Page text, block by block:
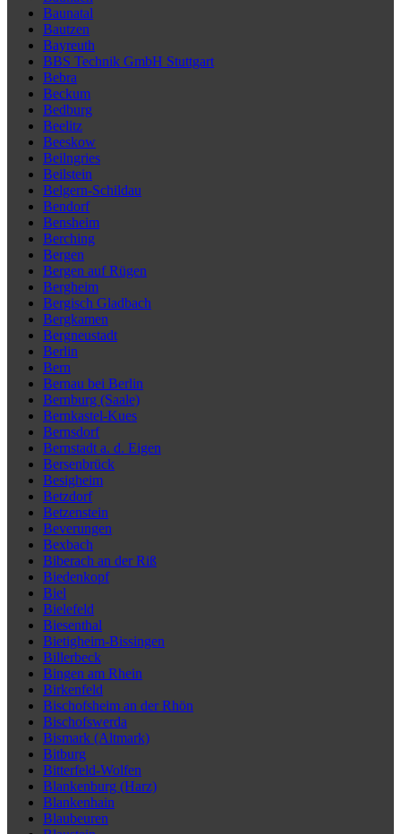
Baunatal
Bautzen
Bayreuth
BBS Technik GmbH Stuttgart
Bebra
Beckum
Bedburg
Beelitz
Beeskow
Beilngries
Beilstein
Belgern-Schildau
Bendorf
Bensheim
Berching
Bergen
Bergen auf Rügen
Bergheim
Bergisch Gladbach
Bergkamen
Bergneustadt
Berlin
Bern
Bernau bei Berlin
Bernburg (Saale)
Bernkastel-Kues
Bernsdorf
Bernstadt a. d. Eigen
Bersenbrück
Besigheim
Betzdorf
Betzenstein
Beverungen
Bexbach
Biberach an der Riß
Biedenkopf
Biel
Bielefeld
Biesenthal
Bietigheim-Bissingen
Billerbeck
Bingen am Rhein
Birkenfeld
Bischofsheim an der Rhön
Bischofswerda
Bismark (Altmark)
Bitburg
Bitterfeld-Wolfen
Blankenburg (Harz)
Blankenhain
Blaubeuren